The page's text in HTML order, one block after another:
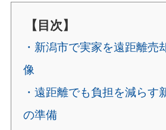
【目次】
・新潟市で実家を遠距離売
像
・遠距離でも負担を減らす
の準備